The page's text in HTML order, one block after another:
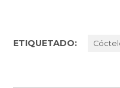
ETIQUETADO: